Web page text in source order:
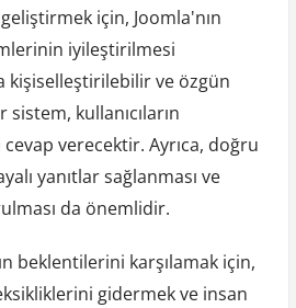
için, Joomla'nın
iyileştirilmesi
kişiselleştirilebilir ve özgün
kullanıcıların
verecektir. Ayrıca, doğru
yanıtlar sağlanması ve
da önemlidir.
beklentilerini karşılamak için,
gidermek ve insan